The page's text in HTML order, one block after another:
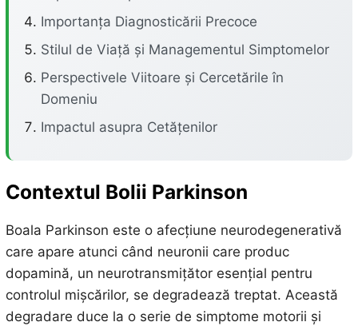
Importanța Diagnosticării Precoce
Stilul de Viață și Managementul Simptomelor
Perspectivele Viitoare și Cercetările în
Domeniu
Impactul asupra Cetățenilor
Contextul Bolii Parkinson
Boala Parkinson este o afecțiune neurodegenerativă
care apare atunci când neuronii care produc
dopamină, un neurotransmițător esențial pentru
controlul mișcărilor, se degradează treptat. Această
degradare duce la o serie de simptome motorii și